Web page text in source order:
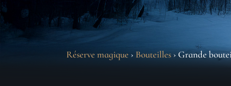
Réserve magique › Bouteilles› Grande